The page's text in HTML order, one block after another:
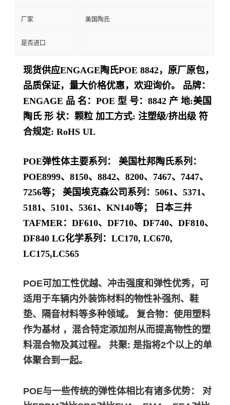
厂家 美国陶氏
是否进口
现货供应ENGAGE陶氏POE 8842，原厂原包，
品质保证，量大价格优惠，欢迎询价。 品牌：
ENGAGE 品 名：POE 型 号：8842 产 地:美国
陶氏 形 状：颗粒 加工方式: 注塑级/挤出级 符
合规定: RoHS UL
POE弹性体主要系列： 美国杜邦陶氏系列：
POE8999、8150、8842、8200、7467、7447、
7256等； 美国埃克森公司系列：5061、5371、
5181、5101、5361、KN140等； 日本三井
TAFMER：DF610、DF710、DF740、DF810、
DF840 LG化学系列：LC170, LC670,
LC175,LC565
POE可加工性优越、冲击强度和弹性优秀，可
适用于车辆内外装饰材料的物性补强剂、鞋
垫、隔音材料等多种领域。 复合物：使用塑料
作为基材 ，混合特定添加剂从而提高物性的塑
料混合物及其过程。 共聚: 是指将2个以上的单
体聚合到一起。
POE与一些传统的弹性体相比有诸多优势： 对